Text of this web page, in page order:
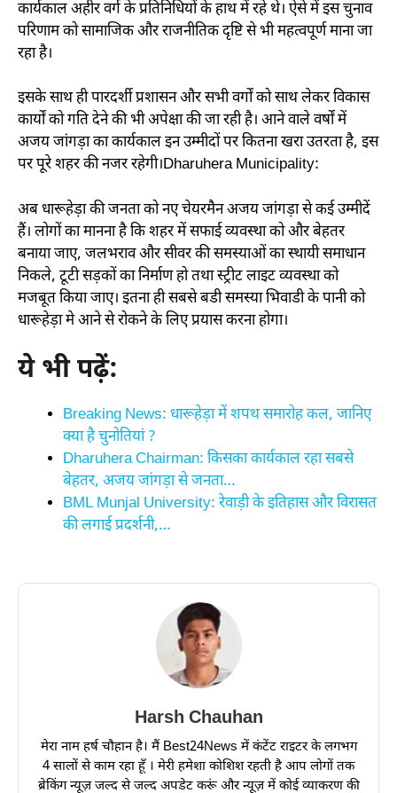
कार्यकाल अहीर वर्ग के प्रतिनिधियों के हाथ में रहे थे। ऐसे में इस चुनाव
परिणाम को सामाजिक और राजनीतिक दृष्टि से भी महत्वपूर्ण माना जा
रहा है।
इसके साथ ही पारदर्शी प्रशासन और सभी वर्गों को साथ लेकर विकास
कार्यों को गति देने की भी अपेक्षा की जा रही है। आने वाले वर्षों में
अजय जांगड़ा का कार्यकाल इन उम्मीदों पर कितना खरा उतरता है, इस
पर पूरे शहर की नजर रहेगी।Dharuhera Municipality:
अब धारूहेड़ा की जनता को नए चेयरमैन अजय जांगड़ा से कई उम्मीदें
हैं। लोगों का मानना है कि शहर में सफाई व्यवस्था को और बेहतर
बनाया जाए, जलभराव और सीवर की समस्याओं का स्थायी समाधान
निकले, टूटी सड़कों का निर्माण हो तथा स्ट्रीट लाइट व्यवस्था को
मजबूत किया जाए। इतना ही सबसे बडी समस्या भिवाडी के पानी को
धारूहेड़ा मे आने से रोकने के लिए प्रयास करना होगा।
ये भी पढ़ें:
Breaking News: धारूहेड़ा में शपथ समारोह कल, जानिए
क्या है चुनोतियां ?
Dharuhera Chairman: किसका कार्यकाल रहा सबसे
बेहतर, अजय जांगड़ा से जनता…
BML Munjal University: रेवाड़ी के इतिहास और विरासत
की लगाई प्रदर्शनी,…
Harsh Chauhan
मेरा नाम हर्ष चौहान है। मैं Best24News में कंटेंट राइटर के लगभग
4 सालों से काम रहा हूँ । मेरी हमेशा कोशिश रहती है आप लोगों तक
ब्रेकिंग न्यूज़ जल्द से जल्द अपडेट करूं और न्यूज़ में कोई व्याकरण की